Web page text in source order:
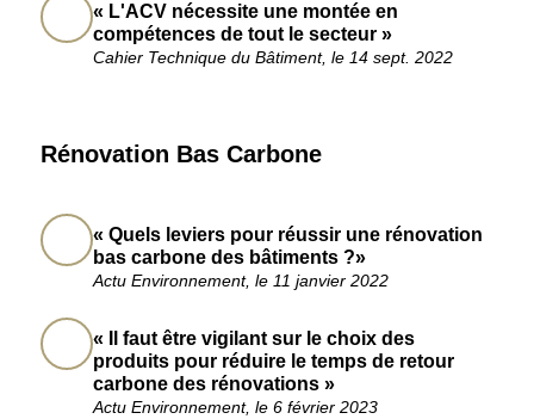
« L'ACV nécessite une montée en
compétences de tout le secteur »
Cahier Technique du Bâtiment, le 14 sept. 2022
Rénovation Bas Carbone
« Quels leviers pour réussir une rénovation
bas carbone des bâtiments ?»
Actu Environnement, le 11 janvier 2022
« Il faut être vigilant sur le choix des
produits pour réduire le temps de retour
carbone des rénovations »
Actu Environnement, le 6 février 2023